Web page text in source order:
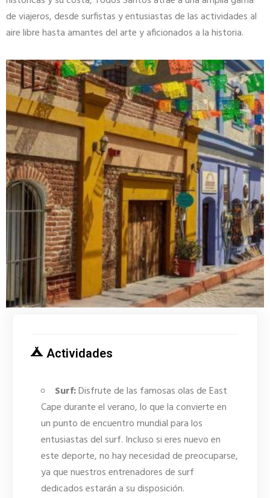
de viajeros, desde surfistas y entusiastas de las actividades al
aire libre hasta amantes del arte y aficionados a la historia.
Actividades
Surf:Disfrute de las famosas olas de East
Cape durante el verano, lo que la convierte en
un punto de encuentro mundial para los
entusiastas del surf. Incluso si eres nuevo en
este deporte, no hay necesidad de preocuparse,
ya que nuestros entrenadores de surf
dedicados estarán a su disposición.